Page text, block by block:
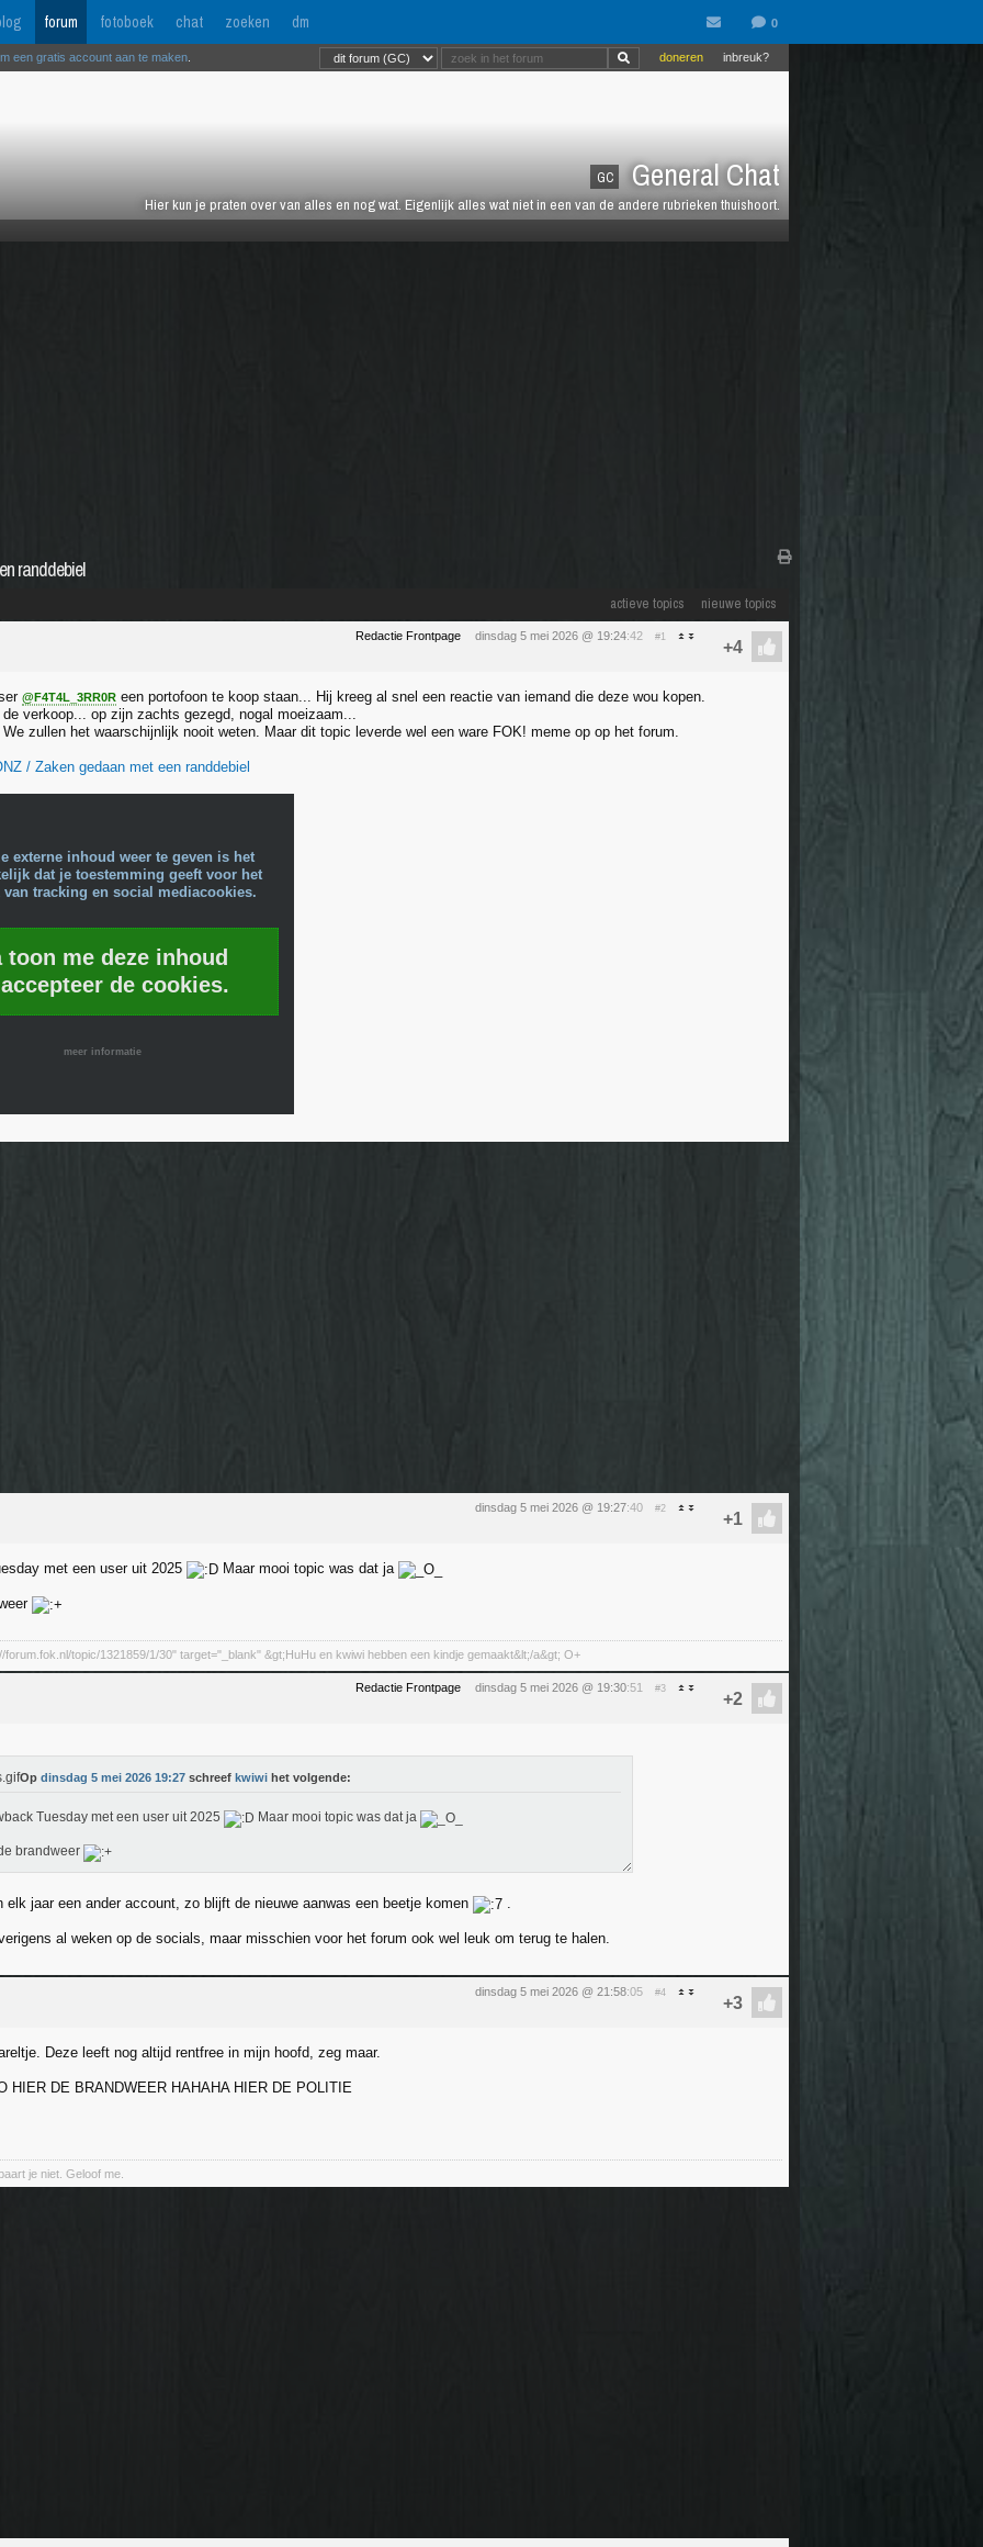
forum fotoboek chat zoeken dm
GC General Chat
Hier kun je praten over van alles en nog wat. Eigenlijk alles wat niet in een van de andere rubrieken thuishoort.
inbreuk?
doneren
een gratis account aan te maken
randdebiel
actieve topics nieuwe topics
Redactie Frontpage dinsdag 5 mei 2026 @ 19:24:42 #1
@F4T4L_3RR0R een portofoon te koop staan... Hij kreeg al snel een reactie van iemand die deze wou kopen.
verkoop... op zijn zachts gezegd, nogal moeizaam...
zullen het waarschijnlijk nooit weten. Maar dit topic leverde wel een ware FOK! meme op op het forum.
/ Zaken gedaan met een randdebiel
externe inhoud weer te geven is het
dat je toestemming geeft voor het
tracking en social mediacookies.
toon me deze inhoud
de cookies.
meer informatie
dinsdag 5 mei 2026 @ 19:27:40 #2
met een user uit 2025 Maar mooi topic was dat ja
forum.fok.nl/topic/1321859/1/30" target="_blank" &gt;HuHu en kwiwi hebben een kindje gemaakt&lt;/a&gt; O+
Redactie Frontpage dinsdag 5 mei 2026 @ 19:30:51 #3
Op dinsdag 5 mei 2026 19:27 schreef kwiwi het volgende:
Tuesday met een user uit 2025 Maar mooi topic was dat ja
brandweer
elk jaar een ander account, zo blijft de nieuwe aanwas een beetje komen .
al weken op de socials, maar misschien voor het forum ook wel leuk om terug te halen.
dinsdag 5 mei 2026 @ 21:58:05 #4
Deze leeft nog altijd rentfree in mijn hoofd, zeg maar.
HIER DE BRANDWEER HAHAHA HIER DE POLITIE
je niet. Geloof me.